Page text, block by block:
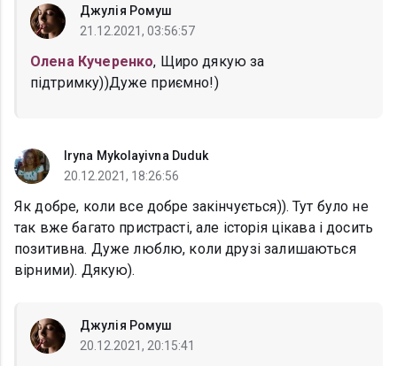
Джулія Ромуш
21.12.2021, 03:56:57
Олена Кучеренко, Щиро дякую за
підтримку))Дуже приємно!)
Iryna Mykolayivna Duduk
20.12.2021, 18:26:56
Як добре, коли все добре закінчується)). Тут було не
так вже багато пристрасті, але історія цікава і досить
позитивна. Дуже люблю, коли друзі залишаються
вірними). Дякую).
Джулія Ромуш
20.12.2021, 20:15:41